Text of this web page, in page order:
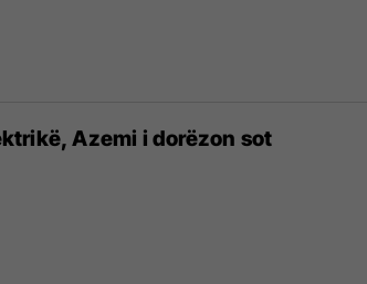
Azemi i dorëzon sot